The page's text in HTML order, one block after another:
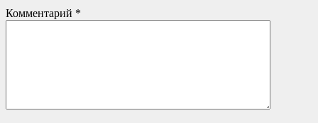
Комментарий *